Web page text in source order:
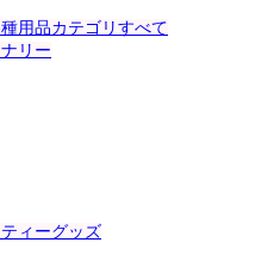
用品カテゴリすべて
リー
ィーグッズ